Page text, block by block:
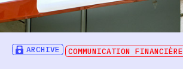
ARCHIVE COMMUNICATION FINANCIÈRE